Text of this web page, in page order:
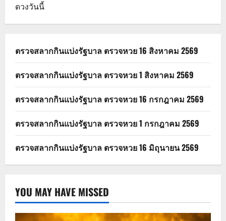
ดวงวันนี้
ตรวจสลากกินแบ่งรัฐบาล ตรวจหวย 16 สิงหาคม 2569
ตรวจสลากกินแบ่งรัฐบาล ตรวจหวย 1 สิงหาคม 2569
ตรวจสลากกินแบ่งรัฐบาล ตรวจหวย 16 กรกฎาคม 2569
ตรวจสลากกินแบ่งรัฐบาล ตรวจหวย 1 กรกฎาคม 2569
ตรวจสลากกินแบ่งรัฐบาล ตรวจหวย 16 มิถุนายน 2569
YOU MAY HAVE MISSED